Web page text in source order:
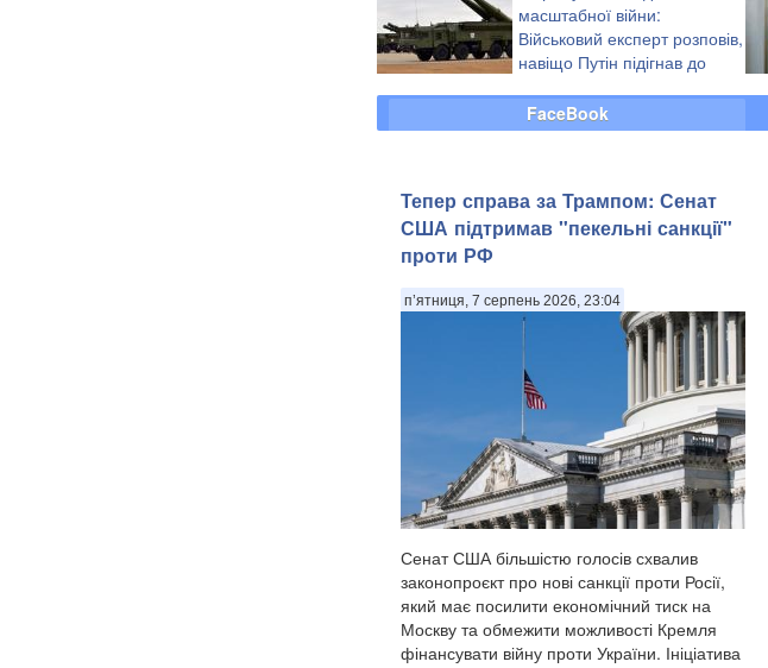
масштабної війни:
Військовий експерт розповів,
навіщо Путін підігнав до
FaceBook
Тепер справа за Трампом: Сенат
США підтримав "пекельні санкції"
проти РФ
п’ятниця, 7 серпень 2026, 23:04
Сенат США більшістю голосів схвалив
законопроєкт про нові санкції проти Росії,
який має посилити економічний тиск на
Москву та обмежити можливості Кремля
фінансувати війну проти України. Ініціатива